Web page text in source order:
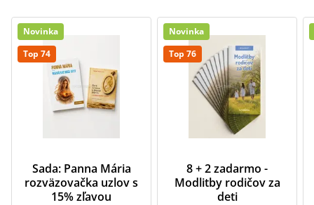
Novinka
Top 74
Sada: Panna Mária
rozväzovačka uzlov s
15% zľavou
Novinka
Top 76
8 + 2 zadarmo -
Modlitby rodičov za
deti